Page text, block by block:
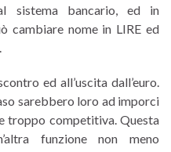
sistema bancario, ed in
cambiare nome in LIRE ed
ed all’uscita dall’euro.
sarebbero loro ad imporci
troppo competitiva. Questa
funzione non meno